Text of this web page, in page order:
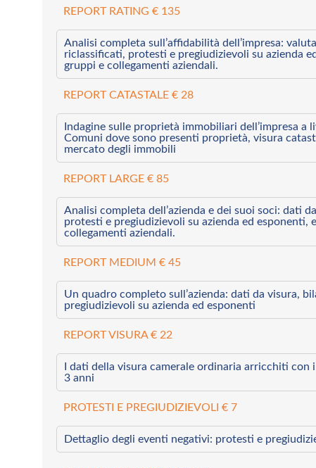
REPORT RATING € 135
Analisi completa sull’affidabilità dell’impresa:
riclassificati, protesti e pregiudizievoli su azienda
gruppi e collegamenti aziendali.
REPORT CATASTALE € 28
Indagine sulle proprietà immobiliari dell’impresa a
Comuni dove sono presenti proprietà, visura
mercato degli immobili
REPORT LARGE € 85
Analisi completa dell’azienda e dei suoi soci: dati
protesti e pregiudizievoli su azienda ed esponenti,
collegamenti aziendali.
REPORT MEDIUM € 45
Un quadro completo sull’azienda: dati da visura,
pregiudizievoli su azienda ed esponenti
REPORT VISURA € 22
I dati della visura camerale ordinaria arricchiti
3 anni
PROTESTI E PREGIUDIZIEVOLI € 7
Dettaglio degli eventi negativi: protesti e